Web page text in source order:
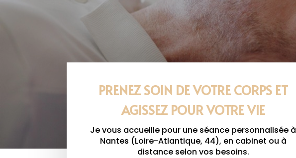
PRENEZ SOIN DE VOTRE CORPS ET
AGISSEZ POUR VOTRE VIE
Je vous accueille pour une séance personnalisée à
Nantes (Loire-Atlantique, 44), en cabinet ou à
distance selon vos besoins.